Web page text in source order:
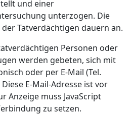
und einer
unterzogen. Die
Tatverdächtigen dauern an.
Personen oder
werden gebeten, sich mit
oder per E-Mail (Tel.
Diese E-Mail-Adresse ist vor
Anzeige muss JavaScript
zu setzen.